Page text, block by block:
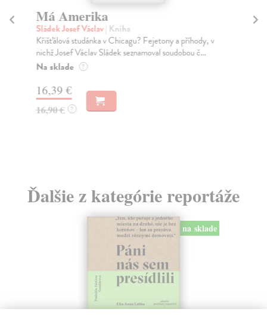
Má Amerika
Sládek Josef Václav | Kniha
Křišťálová studánka v Chicagu? Fejetony a příhody, v
nichž Josef Václav Sládek seznamoval soudobou č...
Na sklade ?
16,39 €
16,90 € ?
Ďalšie z kategórie reportáže
na sklade